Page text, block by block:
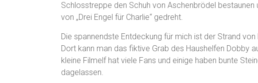
Schlosstreppe den Schuh von Aschenbrödel
von „Drei Engel für Charlie“ gedreht.
Die spannendste Entdeckung für mich ist der Strand
Dort kann man das fiktive Grab des Haushelfen Dobby
kleine Filmelf hat viele Fans und einige haben bunte
dagelassen.